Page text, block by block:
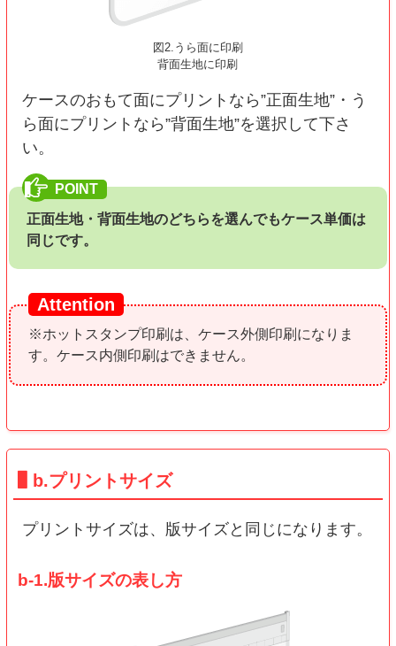
図2.うら面に印刷
背面生地に印刷
ケースのおもて面にプリントなら”正面生地”・う
ら面にプリントなら”背面生地”を選択して下さ
い。
正面生地・背面生地のどちらを選んでもケース単価は
同じです。
※ホットスタンプ印刷は、ケース外側印刷になりま
す。ケース内側印刷はできません。
b.プリントサイズ
プリントサイズは、版サイズと同じになります。
b-1.版サイズの表し方